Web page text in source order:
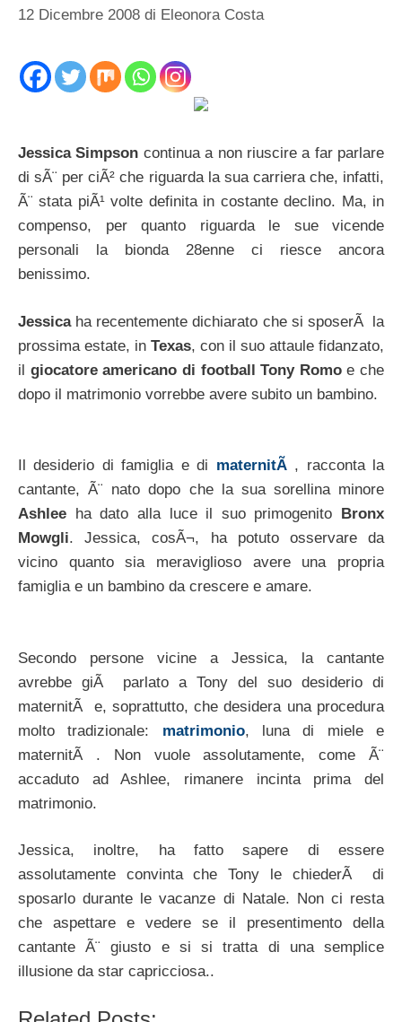
12 Dicembre 2008 di Eleonora Costa
Jessica Simpson continua a non riuscire a far parlare
di sÃ¨ per ciÃ² che riguarda la sua carriera che, infatti,
Ã¨ stata piÃ¹ volte definita in costante declino. Ma, in
compenso, per quanto riguarda le sue vicende
personali la bionda 28enne ci riesce ancora
benissimo.
Jessicaha recentemente dichiarato che si sposerÃ la
prossima estate, in Texas, con il suo attaule fidanzato,
il giocatore americano di football Tony Romoe che
dopo il matrimonio vorrebbe avere subito un bambino.
Il desiderio di famiglia e di maternitÃ , racconta la
cantante, Ã¨ nato dopo che la sua sorellina minore
Ashlee ha dato alla luce il suo primogenito
Bronx
Mowgli. Jessica, cosÃ¬, ha potuto osservare da
vicino quanto sia meraviglioso avere una propria
famiglia e un bambino da crescere e amare.
Secondo persone vicine a Jessica, la cantante
avrebbe giÃ parlato a Tony del suo desiderio di
maternitÃ e, soprattutto, che desidera una procedura
molto tradizionale: matrimonio, luna di miele e
maternitÃ . Non vuole assolutamente, come Ã¨
accaduto ad Ashlee, rimanere incinta prima del
matrimonio.
Jessica, inoltre, ha fatto sapere di essere
assolutamente convinta che Tony le chiederÃ di
sposarlo durante le vacanze di Natale. Non ci resta
che aspettare e vedere se il presentimento della
cantante Ã¨ giusto e si si tratta di una semplice
illusione da star capricciosa..